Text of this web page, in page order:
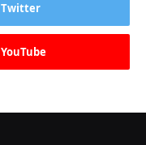
Twitter
YouTube